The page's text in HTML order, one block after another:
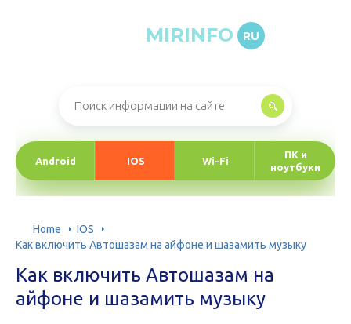
MIRINFO RU
Android IOS Wi-Fi
ПК и
ноутбуки
Home
IOS
Как включить Автошазам на айфоне и шазамить музыку
Как включить Автошазам на
айфоне и шазамить музыку